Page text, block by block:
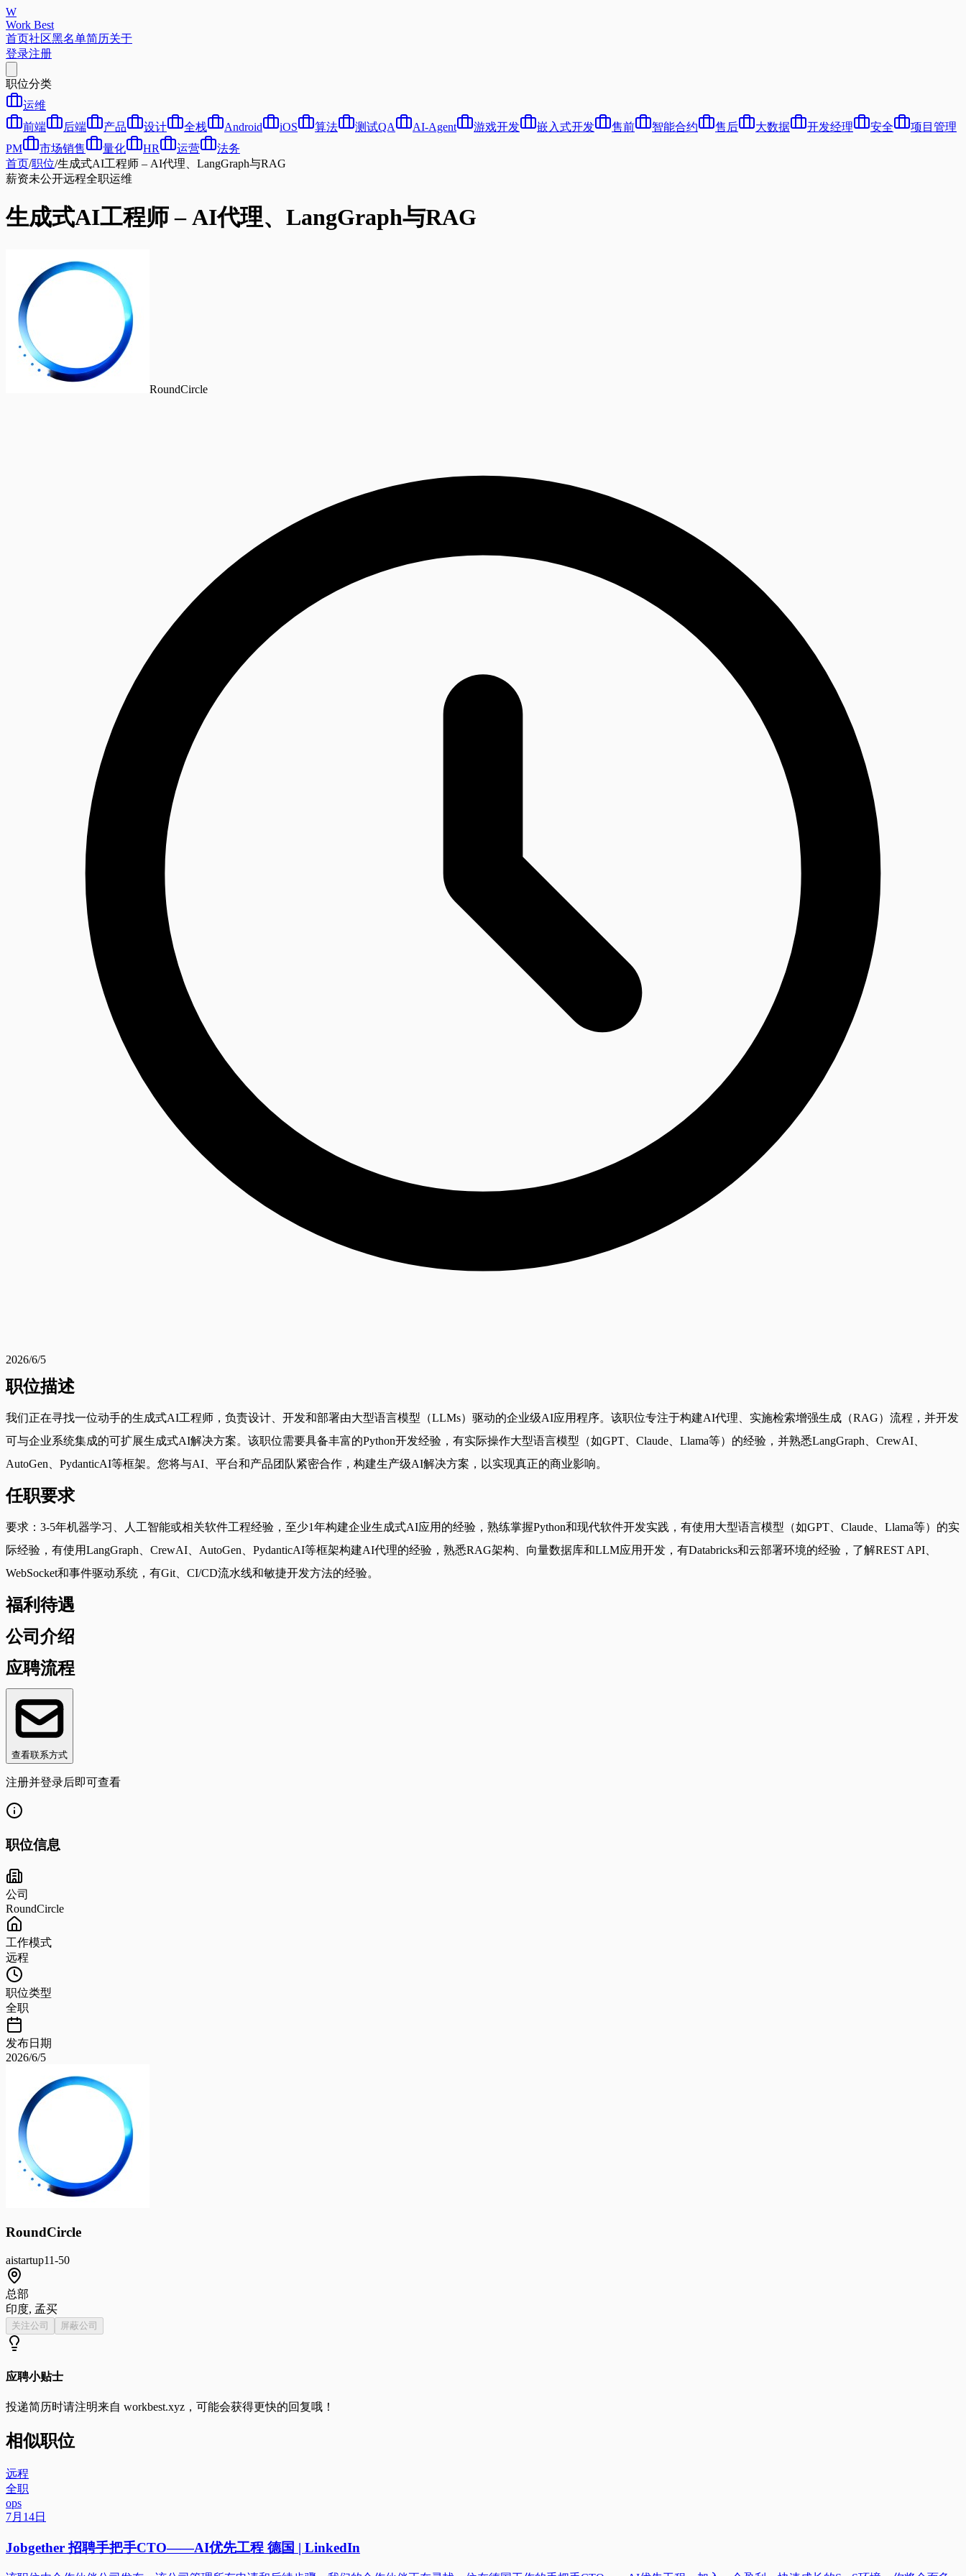
W
Work Best
首页社区黑名单简历关于
登录注册
职位分类
运维
前端
后端 产品 设计 全栈 Android iOS 算法 测试QA AI-Agent 游戏开发 嵌入式开发 售前 智能合约 售后 大数据 开发经理 安全
项目管理
PM
市场销售 量化 HR 运营
法务
首页/职位/生成式AI工程师 – AI代理、LangGraph与RAG
薪资未公开远程全职运维
生成式AI工程师 – AI代理、LangGraph与RAG
RoundCircle
2026/6/5
职位描述
我们正在寻找一位动手的生成式AI工程师，负责设计、开发和部署由大型语言模型（LLMs）驱动的企业级AI应用程序。该职位专注于构建AI代理、实施检索增强生成（RAG）流程，并开发
可与企业系统集成的可扩展生成式AI解决方案。该职位需要具备丰富的Python开发经验，有实际操作大型语言模型（如GPT、Claude、Llama等）的经验，并熟悉LangGraph、CrewAI、
AutoGen、PydanticAI等框架。您将与AI、平台和产品团队紧密合作，构建生产级AI解决方案，以实现真正的商业影响。
任职要求
要求：3-5年机器学习、人工智能或相关软件工程经验，至少1年构建企业生成式AI应用的经验，熟练掌握Python和现代软件开发实践，有使用大型语言模型（如GPT、Claude、Llama等）的实
际经验，有使用LangGraph、CrewAI、AutoGen、PydanticAI等框架构建AI代理的经验，熟悉RAG架构、向量数据库和LLM应用开发，有Databricks和云部署环境的经验，了解REST API、
WebSocket和事件驱动系统，有Git、CI/CD流水线和敏捷开发方法的经验。
福利待遇
公司介绍
应聘流程
查看联系方式
注册并登录后即可查看
职位信息
公司
RoundCircle
工作模式
远程
职位类型
全职
发布日期
2026/6/5
RoundCircle
aistartup11-50
总部
印度, 孟买
关注公司 屏蔽公司
应聘小贴士
投递简历时请注明来自 workbest.xyz ，可能会获得更快的回复哦！
相似职位
远程
全职
ops
7月14日
Jobgether 招聘手把手CTO——AI优先工程 德国 | LinkedIn